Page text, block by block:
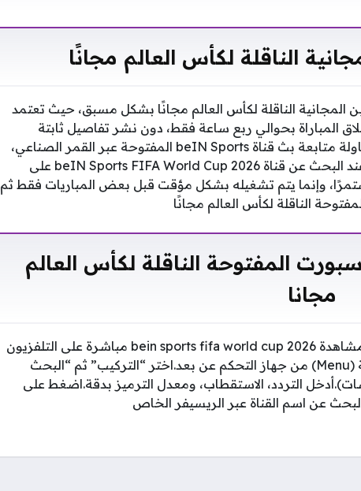
الناقلة لكأس العالم مجانًا
بين المجانية الناقلة لكأس العالم مجانًا بشكل مسبق، حيث تعتمد
المباراة بحوالي ربع ساعة فقط، دون نشر تفاصيل ثابتة
للمباريات المجانية.وخلال أغلب الأوقات، وعند محاولة متابعة بث قناة beIN Sports المفتوحة عبر القمر الصناعي،
تظهر شاشة سوداء بلا صوت أو صورة، خصوصًا عند البحث عن قناة beIN Sports FIFA World Cup 2026 على
وإنما يتم تشغيله بشكل مؤقت قبل بعض المباريات فقط ثم
الناقلة لكأس العالم مجانًا
المفتوحة الناقلة لكأس العالم
مجانا
لتنزيل تردد قناة بين سبورت المجانية الجديدة ومشاهدة bein sports fifa world cup 2026 مباشرة على التلفزيون
مجانًا، اتبع الخطوات التالية:اضغط على زر القائمة (Menu) من جهاز التحكم عن بعد.اختر “التركيب” ثم “البحث
التردد، الاستقطاب، ومعدل الترميز بدقة.اضغط على
عن اسم القناة عبر الريسيفر الخاص